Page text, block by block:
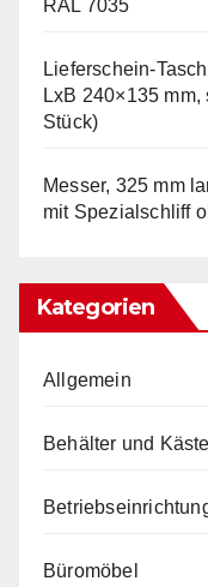
RAL 7035
Lieferschein-
LxB 240×135
Stück)
Messer, 325 mm
mit Spezialschliff
Kategorien
Allgemein
Behälter und
Büromöbel